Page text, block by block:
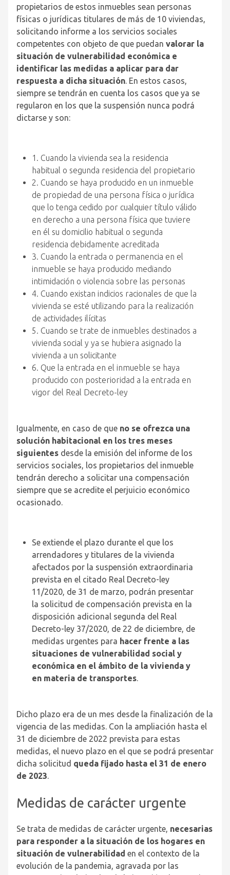
propietarios de estos inmuebles sean personas
físicas o jurídicas titulares de más de 10 viviendas,
solicitando informe a los servicios sociales
competentes con objeto de que puedan valorar la
situación de vulnerabilidad económica e
identificar las medidas a aplicar para dar
respuesta a dicha situación. En estos casos,
siempre se tendrán en cuenta los casos que ya se
regularon en los que la suspensión nunca podrá
dictarse y son:
1. Cuando la vivienda sea la residencia
habitual o segunda residencia del propietario
2. Cuando se haya producido en un inmueble
de propiedad de una persona física o jurídica
que lo tenga cedido por cualquier título válido
en derecho a una persona física que tuviere
en él su domicilio habitual o segunda
residencia debidamente acreditada
3. Cuando la entrada o permanencia en el
inmueble se haya producido mediando
intimidación o violencia sobre las personas
4. Cuando existan indicios racionales de que la
vivienda se esté utilizando para la realización
de actividades ilícitas
5. Cuando se trate de inmuebles destinados a
vivienda social y ya se hubiera asignado la
vivienda a un solicitante
6. Que la entrada en el inmueble se haya
producido con posterioridad a la entrada en
vigor del Real Decreto-ley
Igualmente, en caso de que no se ofrezca una
solución habitacional en los tres meses
siguientes desde la emisión del informe de los
servicios sociales, los propietarios del inmueble
tendrán derecho a solicitar una compensación
siempre que se acredite el perjuicio económico
ocasionado.
Se extiende el plazo durante el que los
arrendadores y titulares de la vivienda
afectados por la suspensión extraordinaria
prevista en el citado Real Decreto-ley
11/2020, de 31 de marzo, podrán presentar
la solicitud de compensación prevista en la
disposición adicional segunda del Real
Decreto-ley 37/2020, de 22 de diciembre, de
medidas urgentes para hacer frente a las
situaciones de vulnerabilidad social y
económica en el ámbito de la vivienda y
en materia de transportes.
Dicho plazo era de un mes desde la finalización de la
vigencia de las medidas. Con la ampliación hasta el
31 de diciembre de 2022 prevista para estas
medidas, el nuevo plazo en el que se podrá presentar
dicha solicitud queda fijado hasta el 31 de enero
de 2023.
Medidas de carácter urgente
Se trata de medidas de carácter urgente, necesarias
para responder a la situación de los hogares en
situación de vulnerabilidad en el contexto de la
evolución de la pandemia, agravada por las